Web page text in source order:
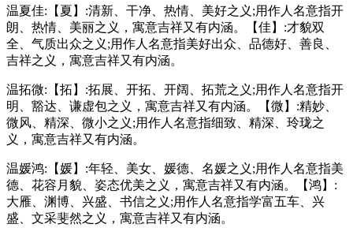
温夏佳:【夏】:清新、干净、热情、美好之义;用作人名意指开
朗、热情、美丽之义，寓意吉祥又有内涵。【佳】:才貌双
全、气质出众之义;用作人名意指美好出众、品德好、善良、
吉祥之义，寓意吉祥又有内涵。
温拓微:【拓】:拓展、开拓、开阔、拓荒之义;用作人名意指开
明、豁达、谦虚包之义，寓意吉祥又有内涵。【微】:精妙、
微风、精深、微小之义;用作人名意指细致、精深、玲珑之
义，寓意吉祥又有内涵。
温媛鸿:【媛】:年轻、美女、媛德、名媛之义;用作人名意指美
德、花容月貌、姿态优美之义，寓意吉祥又有内涵。【鸿】:
大雁、渊博、兴盛、书信之义;用作人名意指学富五车、兴
盛、文采斐然之义，寓意吉祥又有内涵。